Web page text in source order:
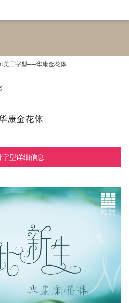
美工字型──华康金花体
康金花体
字型详细信息